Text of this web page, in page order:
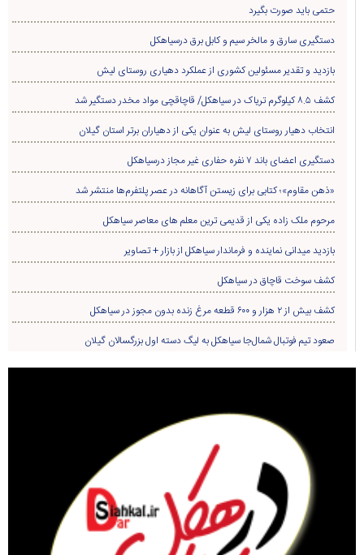
حتمی باید صورت بگیرد
دستگیری سارق و مالخر سیم و کابل برق درسیاهکل
بازدید و تقدیر مسئولین کشوری از عملکرد دهیاری روستای لیش
کشف ۸.۵ کیلوگرم تریاک در سیاهکل/ قاچاقچی مواد مخدر دستگیر شد
انتخاب دهیار روستای لیش به عنوان یکی از دهیاران برتر استان گیلان
دستگیری اعضای باند ۷ نفره حفاری غير مجاز درسیاهکل
«ذهن مقاوم»؛ کتابی برای زیستن آگاهانه در عصر پلتفرم‌ها منتشر شد
مرحوم ملک زاده یکی از قدیمی ترین معلم های معاصر سیاهکل
بازدید میدانی نماینده و فرماندار سیاهکل از بازار + تصاویر
کشف سوخت قاچاق در سياهکل
کشف بیش از ۲ هزار و ۶۰۰ قطعه مرغ زنده بدون مجوز در سیاهکل
صعود تیم فوتبال شمال‌جا‌ سیاهکل به لیگ دسته اول بزرگسالان گیلان